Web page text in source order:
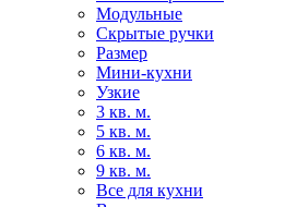
Модульные
Скрытые ручки
Размер
Мини-кухни
Узкие
3 кв. м.
5 кв. м.
6 кв. м.
9 кв. м.
Все для кухни